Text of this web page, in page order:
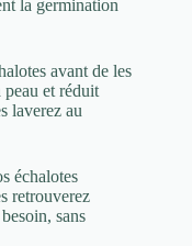
la germination
avant de les
peau et réduit
laverez au
échalotes
retrouverez
sans